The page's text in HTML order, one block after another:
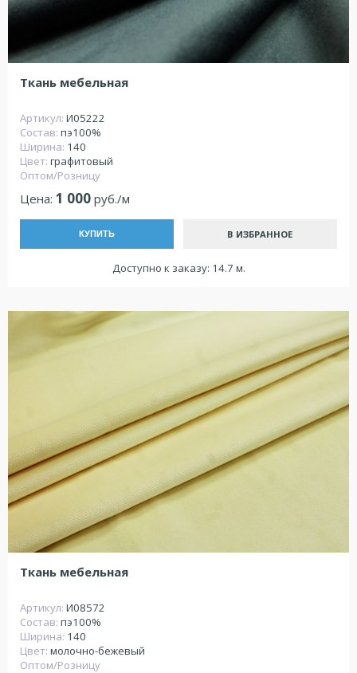
Ткань мебельная
Артикул: И05222
Состав: пэ100%
Ширина: 140
Цвет: графитовый
Оптом/Розницу
Цена: 1 000 руб./м
КУПИТЬ В ИЗБРАННОЕ
Доступно к заказу: 14.7 м.
Ткань мебельная
Артикул: И08572
Состав: пэ100%
Ширина: 140
Цвет: молочно-бежевый
Оптом/Розницу